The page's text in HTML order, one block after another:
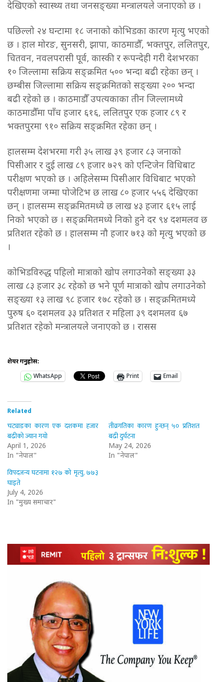
देखिएको स्वास्थ्य तथा जनसङ्ख्या मन्त्रालयले जनाएको छ ।
पछिल्लो २४ घन्टामा १८ जनाको कोभिडका कारण मृत्यु भएको
छ । हाल मोरङ, सुनसरी, झापा, काठमाडौँ, भक्तपुर, ललितपुर,
चितवन, नवलपरासी पूर्व, कास्की र रूपन्देही गरी देशभरका
१० जिल्लामा सक्रिय सङ्क्रमित ५०० भन्दा बढी रहेका छन् ।
छम्बीस जिल्लामा सक्रिय सङ्क्रमितको सङ्ख्या २०० भन्दा
बढी रहेको छ । काठमाडौँ उपत्यकाका तीन जिल्लामध्ये
काठमाडौँमा पाँच हजार ६१६, ललितपुर एक हजार ८९ र
भक्तपुरमा ९१० सक्रिय सङ्क्रमित रहेका छन् ।
हालसम्म देशभरमा गरी ३५ लाख ३९ हजार ८३ जनाको
पिसीआर र दुई लाख ८९ हजार ७२९ को एन्टिजेन विधिबाट
परीक्षण भएको छ । अहिलेसम्म पिसीआर विधिबाट भएको
परीक्षणमा जम्मा पोजेटिभ छ लाख ८० हजार ५५६ देखिएका
छन् । हालसम्म सङ्क्रमितमध्ये छ लाख ४३ हजार ६१५ लाई
निको भएको छ । सङ्क्रमितमध्ये निको हुने दर ९४ दशमलव छ
प्रतिशत रहेको छ । हालसम्म नौ हजार ७१३ को मृत्यु भएको छ
।
कोभिडविरुद्ध पहिलो मात्राको खोप लगाउनेको सङ्ख्या ३३
लाख ८३ हजार ३८ रहेको छ भने पूर्ण मात्राको खोप लगाउनेको
सङ्ख्या १३ लाख ९८ हजार १७८ रहेको छ । सङ्क्रमितमध्ये
पुरुष ६० दशमलव ३३ प्रतिशत र महिला ३९ दशमलव ६७
प्रतिशत रहेको मन्त्रालयले जनाएको छ । रासस
शेयर गर्नुहोस:
WhatsApp
Print Email
Related
चट्याङका कारण एक दशकमा हजार
बढीको ज्यान गयो
April 1, 2026
In "नेपाल"
तीव्रगतिका कारण हुन्छन् ५० प्रतिशत
बढी दुर्घटना
May 24, 2026
In "नेपाल"
विपदजन्य घटनामा १२७ को मृत्यु, ७७३
घाइते
July 4, 2026
In "मुख्य समाचार"